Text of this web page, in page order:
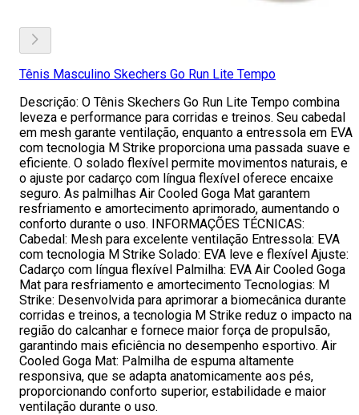
Tênis Masculino Skechers Go Run Lite Tempo
Descrição: O Tênis Skechers Go Run Lite Tempo combina
leveza e performance para corridas e treinos. Seu cabedal
em mesh garante ventilação, enquanto a entressola em EVA
com tecnologia M Strike proporciona uma passada suave e
eficiente. O solado flexível permite movimentos naturais, e
o ajuste por cadarço com língua flexível oferece encaixe
seguro. As palmilhas Air Cooled Goga Mat garantem
resfriamento e amortecimento aprimorado, aumentando o
conforto durante o uso. INFORMAÇÕES TÉCNICAS:
Cabedal: Mesh para excelente ventilação Entressola: EVA
com tecnologia M Strike Solado: EVA leve e flexível Ajuste:
Cadarço com língua flexível Palmilha: EVA Air Cooled Goga
Mat para resfriamento e amortecimento Tecnologias: M
Strike: Desenvolvida para aprimorar a biomecânica durante
corridas e treinos, a tecnologia M Strike reduz o impacto na
região do calcanhar e fornece maior força de propulsão,
garantindo mais eficiência no desempenho esportivo. Air
Cooled Goga Mat: Palmilha de espuma altamente
responsiva, que se adapta anatomicamente aos pés,
proporcionando conforto superior, estabilidade e maior
ventilação durante o uso.